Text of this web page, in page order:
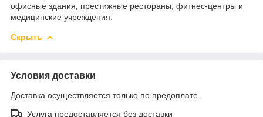
офисные здания, престижные рестораны, фитнес-центры и
медицинские учреждения.
Скрыть
Условия доставки
Доставка осуществляется только по предоплате.
Услуга предоставляется без доставки